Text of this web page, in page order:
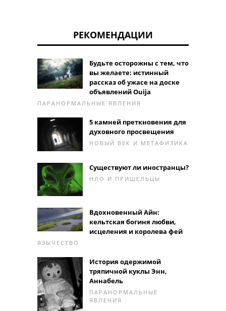
РЕКОМЕНДАЦИИ
Будьте осторожны с тем, что
вы желаете: истинный
рассказ об ужасе на доске
объявлений Ouija
ПАРАНОРМАЛЬНЫЕ ЯВЛЕНИЯ
5 камней преткновения для
духовного просвещения
НОВЫЙ ВЕК И МЕТАФИЗИКА
Существуют ли иностранцы?
НЛО И ПРИШЕЛЬЦЫ
Вдохновенный Айн:
кельтская богиня любви,
исцеления и королева фей
ЯЗЫЧЕСТВО
История одержимой
тряпичной куклы Энн,
Аннабель
ПАРАНОРМАЛЬНЫЕ
ЯВЛЕНИЯ